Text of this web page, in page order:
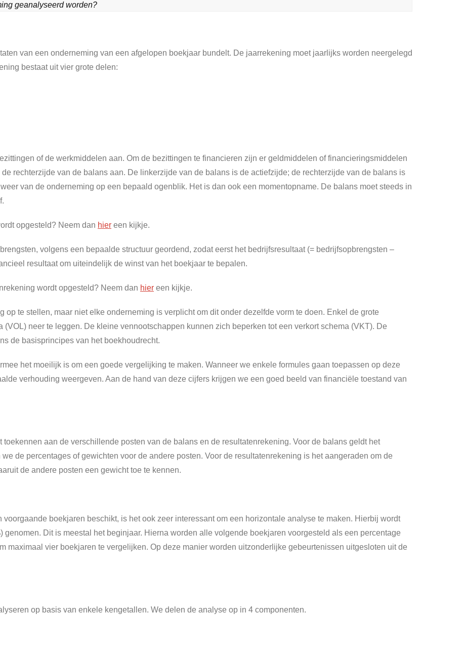
geanalyseerd worden?
van een onderneming van een afgelopen boekjaar bundelt. De jaarrekening moet jaarlijks worden neergelegd
bestaat uit vier grote delen:
of de werkmiddelen aan. Om de bezittingen te financieren zijn er geldmiddelen of financieringsmiddelen
rechterzijde van de balans aan. De linkerzijde van de balans is de actiefzijde; de rechterzijde van de balans is
van de onderneming op een bepaald ogenblik. Het is dan ook een momentopname. De balans moet steeds in
opgesteld? Neem dan hier een kijkje.
volgens een bepaalde structuur geordend, zodat eerst het bedrijfsresultaat (= bedrijfsopbrengsten –
resultaat om uiteindelijk de winst van het boekjaar te bepalen.
wordt opgesteld? Neem dan hier een kijkje.
op te stellen, maar niet elke onderneming is verplicht om dit onder dezelfde vorm te doen. Enkel de grote
neer te leggen. De kleine vennootschappen kunnen zich beperken tot een verkort schema (VKT). De
de basisprincipes van het boekhoudrecht.
het moeilijk is om een goede vergelijking te maken. Wanneer we enkele formules gaan toepassen op deze
verhouding weergeven. Aan de hand van deze cijfers krijgen we een goed beeld van financiële toestand van
aan de verschillende posten van de balans en de resultatenrekening. Voor de balans geldt het
de percentages of gewichten voor de andere posten. Voor de resultatenrekening is het aangeraden om de
de andere posten een gewicht toe te kennen.
boekjaren beschikt, is het ook zeer interessant om een horizontale analyse te maken. Hierbij wordt
Dit is meestal het beginjaar. Hierna worden alle volgende boekjaren voorgesteld als een percentage
maximaal vier boekjaren te vergelijken. Op deze manier worden uitzonderlijke gebeurtenissen uitgesloten uit de
op basis van enkele kengetallen. We delen de analyse op in 4 componenten.